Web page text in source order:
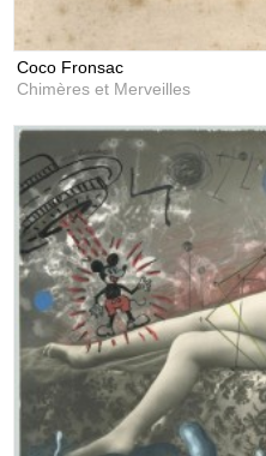
Coco Fronsac
Chimères et Merveilles